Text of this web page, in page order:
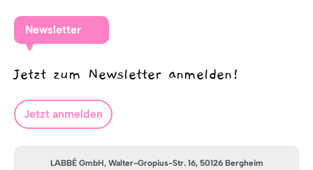
Newsletter
Jetzt zum Newsletter anmelden!
Jetzt anmelden
LABBÉ GmbH, Walter-Gropius-Str. 16, 50126 Bergheim